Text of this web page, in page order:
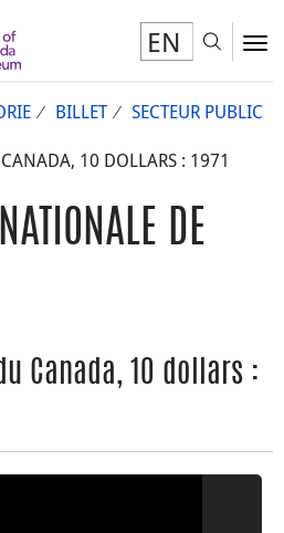
EN
BILLET
SECTEUR PUBLIC
10 DOLLARS : 1971
DE
Canada, 10 dollars :